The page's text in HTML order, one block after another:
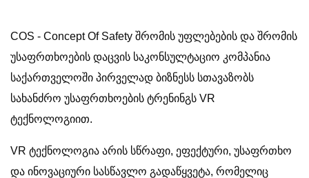
COS - Concept Of Safety შრომის უფლებების და შრომის
უსაფრთხოების დაცვის საკონსულტაციო კომპანია
საქართველოში პირველად ბიზნესს სთავაზობს
სახანძრო უსაფრთხოების ტრენინგს VR
ტექნოლოგიით.
VR ტექნოლოგია არის სწრაფი, ეფექტური, უსაფრთხო
და ინოვაციური სასწავლო გადაწყვეტა, რომელიც